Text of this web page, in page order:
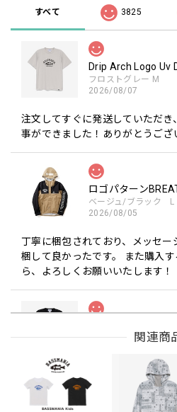
すべて 3825
Drip Arch Logo Uv
フロストグレー M
2026/08/07
注文してすぐに発送していただき
事ができました！ありがとうござ
ベージュ/ブラック L
2026/08/05
丁寧に梱包されており、メッセー
梱して良かったです。 また購入
ら、よろしくお願いいたします！
ブラック L
【Double.H】MIR
関連商